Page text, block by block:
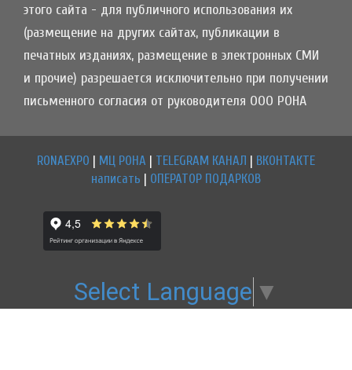
этого сайта - для публичного использования их
(размещение на других сайтах, публикации в
печатных изданиях, размещение в электронных СМИ
и прочие) разрешается исключительно при получении
письменного согласия от руководителя ООО РОНА
RONAEXPO | МЦ РОНА | TELEGRAM КАНАЛ | ВКОНТАКТЕ
написать | ОПЕРАТОР ПОДАРКОВ
Select Language ▼